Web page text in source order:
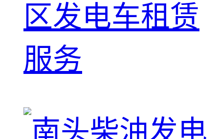
区发电车租赁
服务